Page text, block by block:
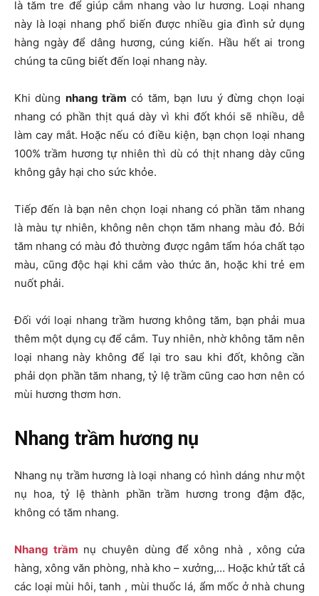
là tăm tre để giúp cắm nhang vào lư hương. Loại nhang
này là loại nhang phổ biến được nhiều gia đình sử dụng
hàng ngày để dâng hương, cúng kiến. Hầu hết ai trong
chúng ta cũng biết đến loại nhang này.
Khi dùng nhang trầm có tăm, bạn lưu ý đừng chọn loại
nhang có phần thịt quá dày vì khi đốt khói sẽ nhiều, dễ
làm cay mắt. Hoặc nếu có điều kiện, bạn chọn loại nhang
100% trầm hương tự nhiên thì dù có thịt nhang dày cũng
không gây hại cho sức khỏe.
Tiếp đến là bạn nên chọn loại nhang có phần tăm nhang
là màu tự nhiên, không nên chọn tăm nhang màu đỏ. Bởi
tăm nhang có màu đỏ thường được ngâm tẩm hóa chất tạo
màu, cũng độc hại khi cắm vào thức ăn, hoặc khi trẻ em
nuốt phải.
Đối với loại nhang trầm hương không tăm, bạn phải mua
thêm một dụng cụ để cắm. Tuy nhiên, nhờ không tăm nên
loại nhang này không để lại tro sau khi đốt, không cần
phải dọn phần tăm nhang, tỷ lệ trầm cũng cao hơn nên có
mùi hương thơm hơn.
Nhang trầm hương nụ
Nhang nụ trầm hương là loại nhang có hình dáng như một
nụ hoa, tỷ lệ thành phần trầm hương trong đậm đặc,
không có tăm nhang.
Nhang trầm nụ chuyên dùng để xông nhà , xông cửa
hàng, xông văn phòng, nhà kho – xưởng,… Hoặc khử tất cả
các loại mùi hôi, tanh , mùi thuốc lá, ẩm mốc ở nhà chung